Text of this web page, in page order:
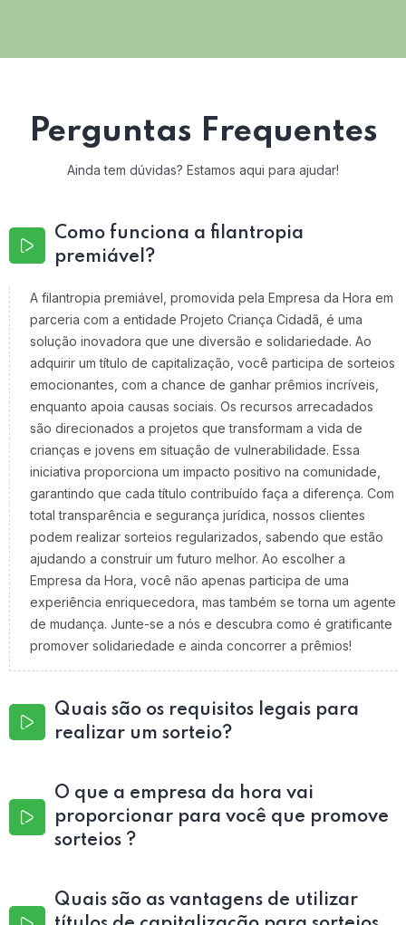
Perguntas Frequentes
Ainda tem dúvidas? Estamos aqui para ajudar!
Como funciona a filantropia
premiável?
A filantropia premiável, promovida pela Empresa da Hora em
parceria com a entidade Projeto Criança Cidadã, é uma
solução inovadora que une diversão e solidariedade. Ao
adquirir um título de capitalização, você participa de sorteios
emocionantes, com a chance de ganhar prêmios incríveis,
enquanto apoia causas sociais. Os recursos arrecadados
são direcionados a projetos que transformam a vida de
crianças e jovens em situação de vulnerabilidade. Essa
iniciativa proporciona um impacto positivo na comunidade,
garantindo que cada título contribuído faça a diferença. Com
total transparência e segurança jurídica, nossos clientes
podem realizar sorteios regularizados, sabendo que estão
ajudando a construir um futuro melhor. Ao escolher a
Empresa da Hora, você não apenas participa de uma
experiência enriquecedora, mas também se torna um agente
de mudança. Junte-se a nós e descubra como é gratificante
promover solidariedade e ainda concorrer a prêmios!
Quais são os requisitos legais para
realizar um sorteio?
O que a empresa da hora vai
proporcionar para você que promove
sorteios ?
Quais são as vantagens de utilizar